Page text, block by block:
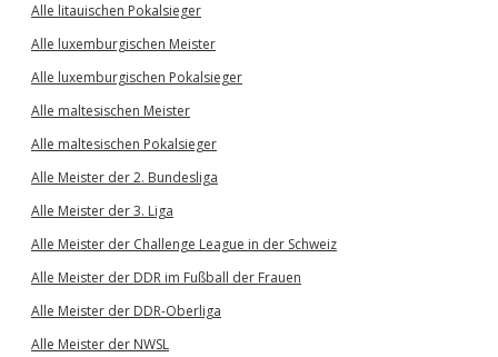
Alle litauischen Pokalsieger
Alle luxemburgischen Meister
Alle luxemburgischen Pokalsieger
Alle maltesischen Meister
Alle maltesischen Pokalsieger
Alle Meister der 2. Bundesliga
Alle Meister der 3. Liga
Alle Meister der Challenge League in der Schweiz
Alle Meister der DDR im Fußball der Frauen
Alle Meister der DDR-Oberliga
Alle Meister der NWSL